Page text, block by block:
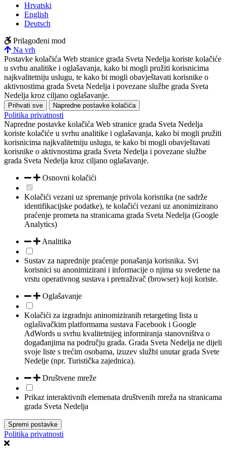
Hrvatski
English
Deutsch
Prilagođeni mod
Na vrh
Postavke kolačića Web stranice grada Sveta Nedelja koriste kolačiće
u svrhu analitike i oglašavanja, kako bi mogli pružiti korisnicima
najkvalitetniju uslugu, te kako bi mogli obavještavati korisnike o
aktivnostima grada Sveta Nedelja i povezane službe grada Sveta
Nedelja kroz ciljano oglašavanje.
Prihvati sve Napredne postavke kolačića
Politika privatnosti
Napredne postavke kolačića Web stranice grada Sveta Nedelja
koriste kolačiće u svrhu analitike i oglašavanja, kako bi mogli pružiti
korisnicima najkvalitetniju uslugu, te kako bi mogli obavještavati
korisnike o aktivnostima grada Sveta Nedelja i povezane službe
grada Sveta Nedelja kroz ciljano oglašavanje.
Osnovni kolačići
Kolačići vezani uz spremanje privola korisnika (ne sadrže
identifikacijske podatke), te kolačići vezani uz anonimizirano
praćenje prometa na stranicama grada Sveta Nedelja (Google
Analytics)
Analitika
Sustav za naprednije praćenje ponašanja korisnika. Svi
korisnici su anonimizirani i informacije o njima su svedene na
vrstu operativnog sustava i pretraživač (browser) koji koriste.
Oglašavanje
Kolačići za izgradnju aninomiziranih retargeting lista u
oglašivačkim platformama sustava Facebook i Google
AdWords u svrhu kvalitetnijeg informiranja stanovništva o
događanjima na području grada. Grada Sveta Nedelja ne dijeli
svoje liste s trećim osobama, izuzev službi unutar grada Svete
Nedelje (npr. Turistička zajednica).
Društvene mreže
Prikaz interaktivnih elemenata društvenih mreža na stranicama
grada Sveta Nedelja
Spremi postavke
Politika privatnosti